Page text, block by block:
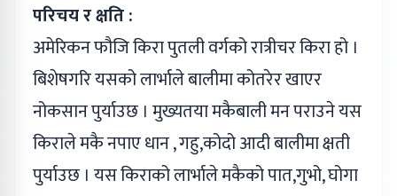
परिचय र क्षति :
अमेरिकन फौजि किरा पुतली वर्गको रात्रीचर किरा हो ।
बिशेषगरि यसको लार्भाले बालीमा कोतरेर खाएर
नोकसान पुर्याउछ । मुख्यतया मकैबाली मन पराउने यस
किराले मकै नपाए धान , गहु,कोदो आदी बालीमा क्षती
पुर्याउछ । यस किराको लार्भाले मकैको पात,गुभो, घोगा